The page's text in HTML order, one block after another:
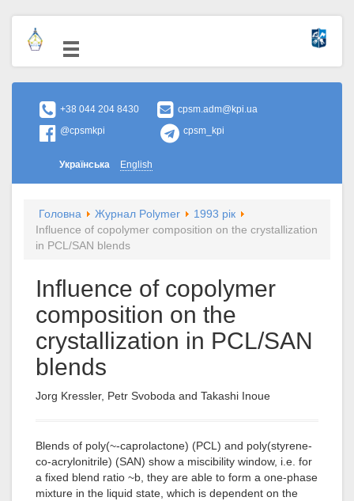
+38 044 204 8430
cpsm.adm@kpi.ua
@cpsmkpi
cpsm_kpi
Українська English
Головна Журнал Polymer
1993 рік
Influence of copolymer composition on the crystallization
in PCL/SAN blends
Influence of copolymer
composition on the
crystallization in PCL/SAN
blends
Jorg Kressler, Petr Svoboda and Takashi Inoue
Blends of poly(~-caprolactone) (PCL) and poly(styrene-
co-acrylonitrile) (SAN) show a miscibility window, i.e. for
a fixed blend ratio ~b, they are able to form a one-phase
mixture in the liquid state, which is dependent on the